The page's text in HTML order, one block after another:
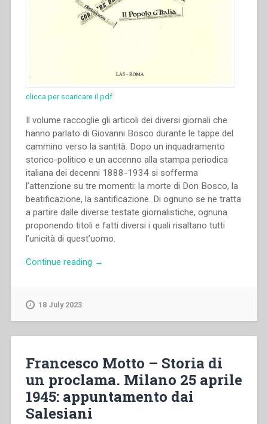
clicca per scaricare il pdf
Il volume raccoglie gli articoli dei diversi giornali che
hanno parlato di Giovanni Bosco durante le tappe del
cammino verso la santità. Dopo un inquadramento
storico-politico e un accenno alla stampa periodica
italiana dei decenni 1888-1934 si sofferma
l’attenzione su tre momenti: la morte di Don Bosco, la
beatificazione, la santificazione. Di ognuno se ne tratta
a partire dalle diverse testate giornalistiche, ognuna
proponendo titoli e fatti diversi i quali risaltano tutti
l’unicità di quest’uomo.
Continue reading “Maria
sulla
stampa
italiana”
→
18 July 2023
Francesco Motto – Storia di
un proclama. Milano 25 aprile
1945: appuntamento dai
Salesiani